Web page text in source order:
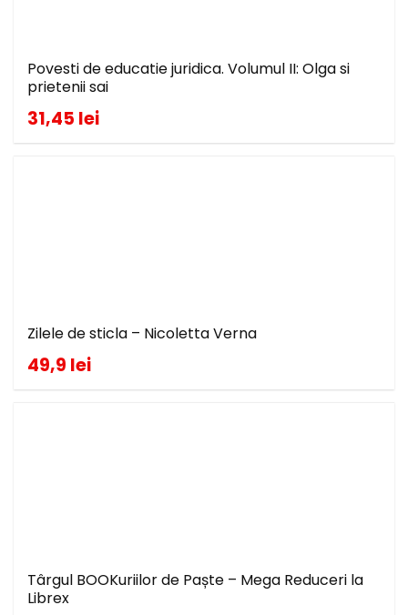
Povesti de educatie juridica. Volumul II: Olga si
prietenii sai
31,45 lei
Zilele de sticla – Nicoletta Verna
49,9 lei
Târgul BOOKuriilor de Paște – Mega Reduceri la
Librex